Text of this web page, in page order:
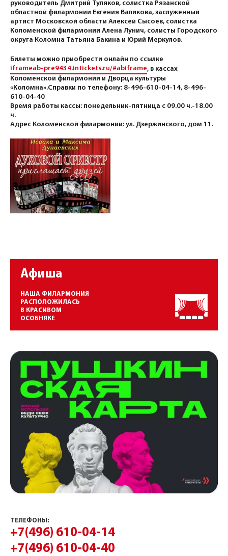
руководитель Дмитрий Туляков, солистка Рязанской
областной филармонии Евгения Валикова, заслуженный
артист Московской области Алексей Сысоев, солистка
Коломенской филармонии Алена Лунич, солисты Городского
округа Коломна Татьяна Бакина и Юрий Меркулов.
Билеты можно приобрести онлайн по ссылке
iframeab-pre9434.intickets.ru/#abiframe, в кассах
Коломенской филармонии и Дворца культуры
«Коломна».Справки по телефону: 8-496-610-04-14, 8-496-
610-04-40
Время работы кассы: понедельник-пятница с 09.00 ч.-18.00
ч.
Адрес Коломенской филармонии: ул. Дзержинского, дом 11.
Афиша
НАША ФИЛАРМОНИЯ
РАСПОЛОЖИЛАСЬ
В КРАСИВОМ
ОСОБНЯКЕ
ТЕЛЕФОНЫ:
+7(496) 610-04-14
+7(496) 610-04-40